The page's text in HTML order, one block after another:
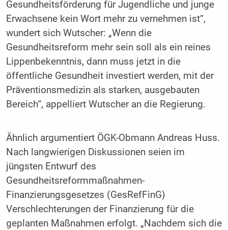
Gesundheitsförderung für Jugendliche und junge
Erwachsene kein Wort mehr zu vernehmen ist“,
wundert sich Wutscher: „Wenn die
Gesundheitsreform mehr sein soll als ein reines
Lippenbekenntnis, dann muss jetzt in die
öffentliche Gesundheit investiert werden, mit der
Präventionsmedizin als starken, ausgebauten
Bereich“, appelliert Wutscher an die Regierung.
Ähnlich argumentiert ÖGK-Obmann Andreas Huss.
Nach langwierigen Diskussionen seien im
jüngsten Entwurf des
Gesundheitsreformmaßnahmen-
Finanzierungsgesetzes (GesRefFinG)
Verschlechterungen der Finanzierung für die
geplanten Maßnahmen erfolgt. „Nachdem sich die